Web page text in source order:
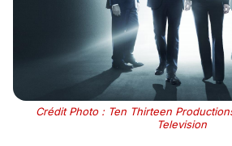
Crédit Photo : Ten Thirteen
Television